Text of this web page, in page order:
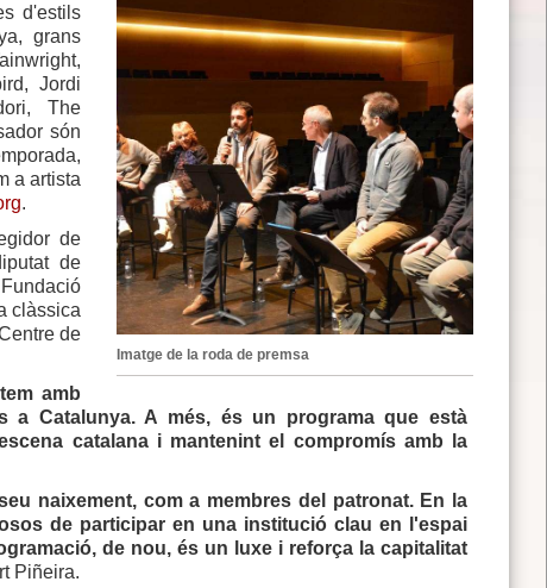
Imatge de la roda de premsa
d'estils
grans
Jordi
The
són
a artista
.
de
de
clàssica
de
amb
a Catalunya. A més, és un programa que està
catalana i mantenint el compromís amb la
naixement, com a membres del patronat. En la
de participar en una institució clau en l'espai
de nou, és un luxe i reforça la capitalitat
Piñeira.